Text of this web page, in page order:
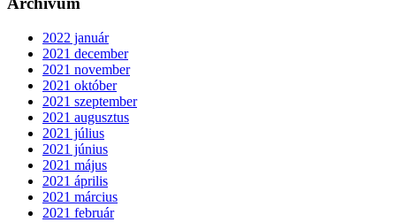
2022 január
2021 december
2021 november
2021 október
2021 szeptember
2021 augusztus
2021 július
2021 június
2021 május
2021 április
2021 március
2021 február